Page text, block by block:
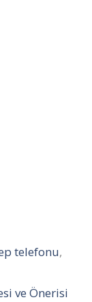
telefonu,
ve Önerisi